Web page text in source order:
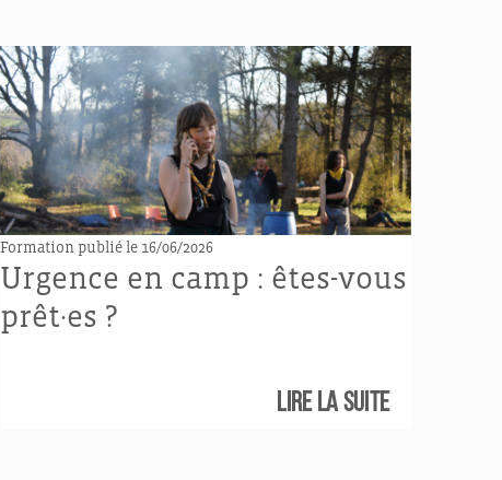
Formation publié le 16/06/2026
Urgence en camp : êtes-vous
prêt·es ?
Lire la suite